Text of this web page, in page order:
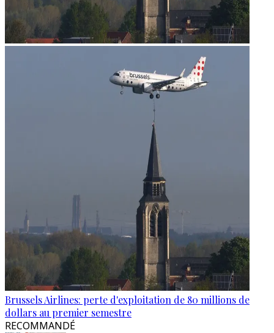
Brussels Airlines: perte d'exploitation de 80 millions de
dollars au premier semestre
RECOMMANDÉ